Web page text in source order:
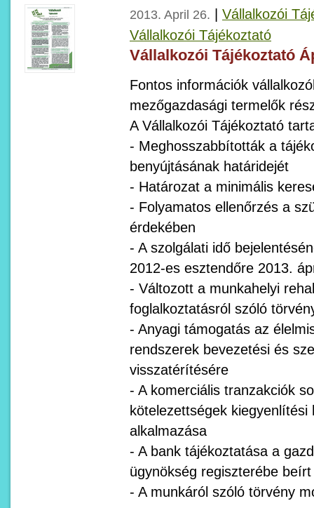
2013. April 26.
Vállalkozói
Vállalkozói Tájékoztató
Vállalkozói Tájékoztató
Fontos információk
mezőgazdasági termelők
A Vállalkozói Tájékoztató
- Meghosszabbították a
benyújtásának határidejét
- Határozat a minimális
- Folyamatos ellenőrzés a
érdekében
- A szolgálati idő
2012-es esztendőre 2013.
- Változott a munkahelyi
foglalkoztatásról szóló
- Anyagi támogatás az
rendszerek bevezetési és
visszatérítésére
- A komerciális tranzakciók
kötelezettségek
alkalmazása
- A bank tájékoztatása a
ügynökség regiszterébe
- A munkáról szóló törvény